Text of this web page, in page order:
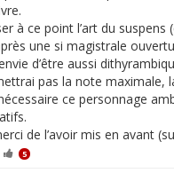
à ce point l’art du
une si magistrale
d’être aussi
pas la note maximale,
ce personnage
de l’avoir mis en avant
5